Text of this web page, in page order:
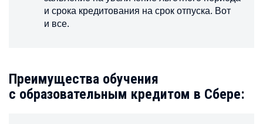
и срока кредитования на срок отпуска. Вот
и все.
Преимущества обучения
с образовательным кредитом в Сбере: